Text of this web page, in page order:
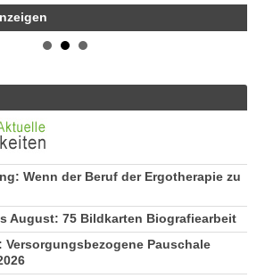
Wenn der Beruf der Ergotherapie zu
August: 75 Bildkarten Biografiearbeit
Versorgungsbezogene Pauschale